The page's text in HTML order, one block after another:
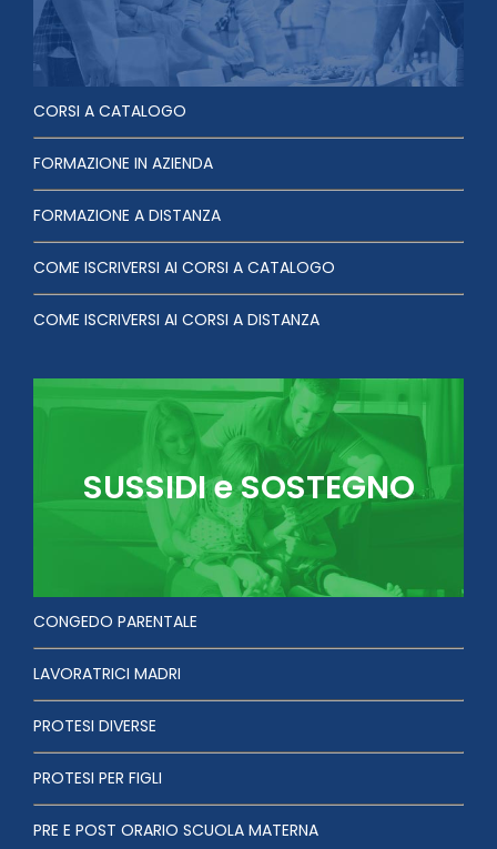
CORSI A CATALOGO
FORMAZIONE IN AZIENDA
FORMAZIONE A DISTANZA
COME ISCRIVERSI AI CORSI A CATALOGO
COME ISCRIVERSI AI CORSI A DISTANZA
SUSSIDI e SOSTEGNO
CONGEDO PARENTALE
LAVORATRICI MADRI
PROTESI DIVERSE
PROTESI PER FIGLI
PRE E POST ORARIO SCUOLA MATERNA